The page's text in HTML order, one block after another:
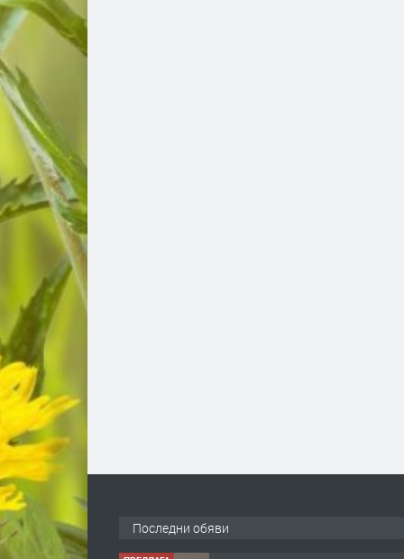
Последни обяви